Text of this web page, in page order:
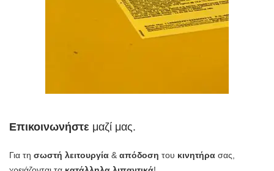
Επικοινωνήστε μαζί μας.
Για τη σωστή λειτουργία & απόδοση του κινητήρα σας,